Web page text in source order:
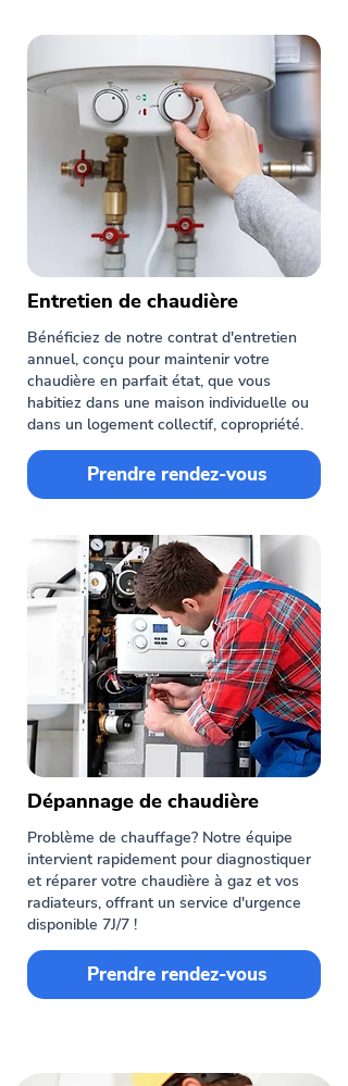
Entretien de chaudière
Bénéficiez de notre contrat d'entretien
annuel, conçu pour maintenir votre
chaudière en parfait état, que vous
habitiez dans une maison individuelle ou
dans un logement collectif, copropriété.
Prendre rendez-vous
Dépannage de chaudière
Problème de chauffage? Notre équipe
intervient rapidement pour diagnostiquer
et réparer votre chaudière à gaz et vos
radiateurs, offrant un service d'urgence
disponible 7J/7 !
Prendre rendez-vous